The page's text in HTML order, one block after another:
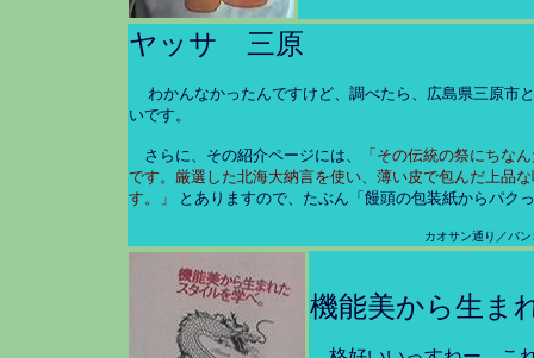
ヤッサ 三原
わかんなかったんですけど、調べたら、広島県三原市
いです。
さらに、その紹介ページには、
「その伝統の祭にちな
です。厳選した北海大納言を使い、薄い皮で包んだ上品
す。」
とありますので、たぶん「饅頭の包装紙からパク
カオサン通り／バ
機能美から生ま